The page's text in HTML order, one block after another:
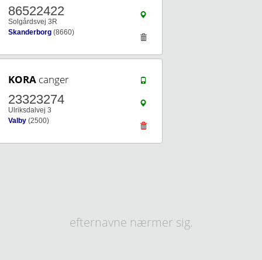
86522422
Solgårdsvej 3R
Skanderborg (8660)
KORA canger
23323274
Ulriksdalvej 3
Valby (2500)
efternavne nærmer sig.